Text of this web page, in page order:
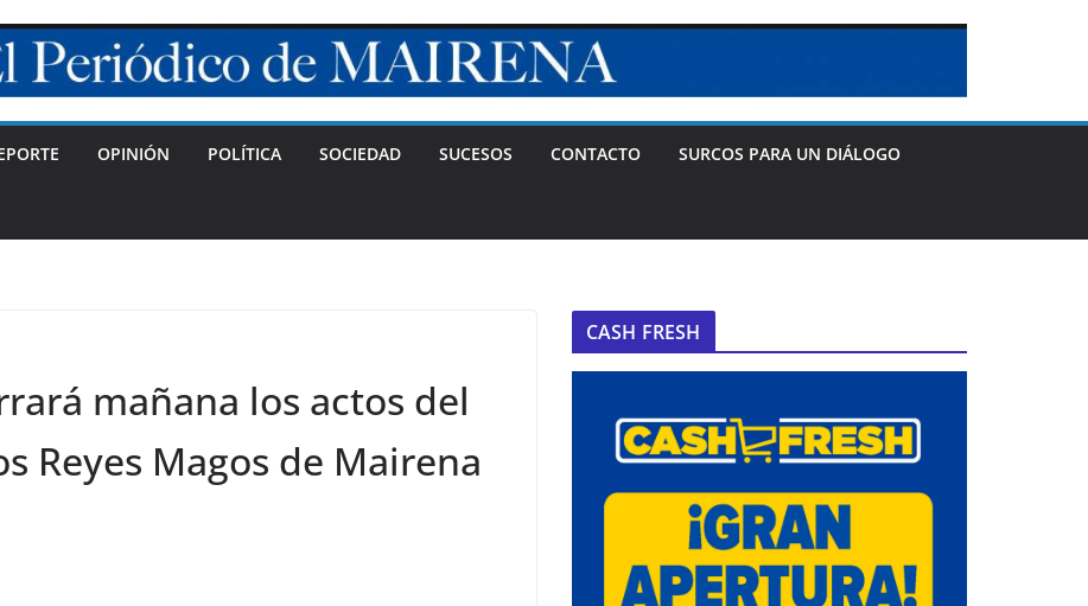
OPINIÓN POLÍTICA SOCIEDAD SUCESOS CONTACTO SURCOS PARA UN DIÁLOGO
mañana los actos del
Reyes Magos de Mairena
CASH FRESH